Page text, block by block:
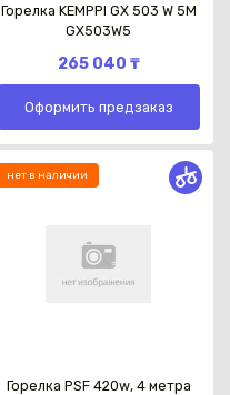
Горелка KEMPPI GX 503 W 5M
GX503W5
265 040 ₸
Оформить предзаказ
нет в наличии
Горелка PSF 420w, 4 метра